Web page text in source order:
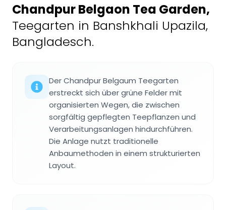
Chandpur Belgaon Tea Garden,
Teegarten in Banshkhali Upazila,
Bangladesch.
Der Chandpur Belgaum Teegarten
erstreckt sich über grüne Felder mit
organisierten Wegen, die zwischen
sorgfältig gepflegten Teepflanzen und
Verarbeitungsanlagen hindurchführen.
Die Anlage nutzt traditionelle
Anbaumethoden in einem strukturierten
Layout.